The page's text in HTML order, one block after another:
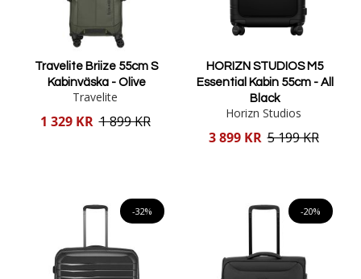
Travelite Briize 55cm S
Kabinväska - Olive
Travelite
Reducerat
1 329 KR 1 899 KR
HORIZN STUDIOS M5
Essential Kabin 55cm - All
Black
Horizn Studios
Reducerat
3 899 KR 5 199 KR
-32% -20%